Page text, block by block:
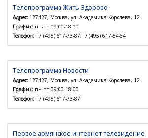
Телепрограмма Жить Здорово
Адрес: 127427, Москва, ул. Академика Королева, 12
График: пн-пт 09:00-18:00
Телефон: +7 (495) 617-73-87,+7 (495) 617-54-64
Телепрограмма Новости
Адрес: 127427, Москва, ул. Академика Королева, 12
График: пн-пт 09:00-18:00
Телефон: +7 (495) 617-73-87
Первое армянское интернет телевидение